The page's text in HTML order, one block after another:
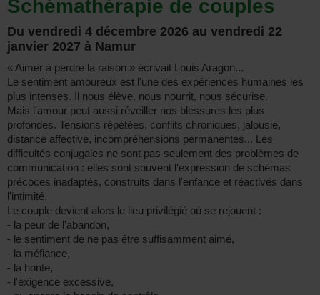
Schémathérapie de couples
Du vendredi 4 décembre 2026 au vendredi 22
janvier 2027 à Namur
« Aimer à perdre la raison » écrivait Louis Aragon...
Le sentiment amoureux est l'une des expériences humaines les
plus intenses. Il nous élève, nous nourrit, nous sécurise.
Mais l'amour peut aussi réveiller nos blessures les plus
profondes. Tensions répétées, conflits chroniques, jalousie,
distance affective, incompréhensions permanentes... Les
difficultés conjugales ne sont pas seulement des problèmes de
communication : elles sont souvent l'expression de schémas
précoces inadaptés, construits dans l'enfance et réactivés dans
l'intimité.
Le couple devient alors le lieu privilégié où se rejouent :
- la peur de l'abandon,
- le sentiment de ne pas être suffisamment aimé,
- la méfiance,
- la honte,
- l'exigence excessive,